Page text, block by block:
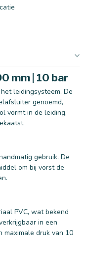
mm | 10 bar
leidingsysteem. De
genoemd,
vormt in de leiding,
gebruik. De
om bij vorst de
PVC, wat bekend
in een
maximale druk van 10